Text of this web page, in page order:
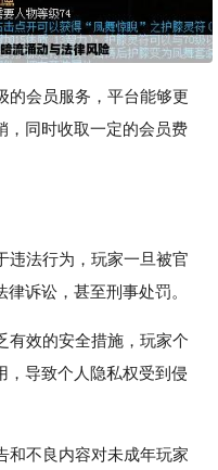
的会员服务，平台能够更
，同时收取一定的会员费
违法行为，玩家一旦被官
诉讼，甚至刑事处罚。
有效的安全措施，玩家个
，导致个人隐私权受到侵
和不良内容对未成年玩家